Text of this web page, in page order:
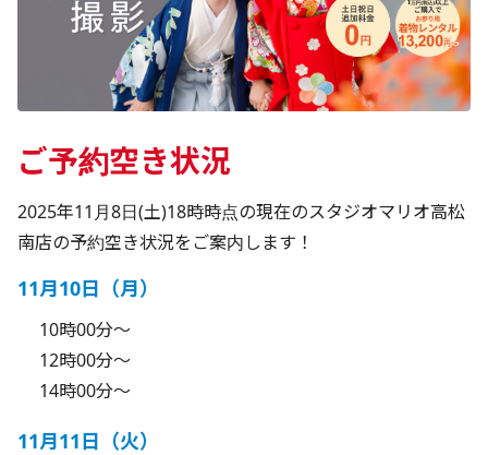
ご予約空き状況
2025年11月8日(土)18時時点の現在のスタジオマリオ高松
南店の予約空き状況をご案内します！
11月10日（月）
10時00分～
12時00分～
14時00分～
11月11日（火）